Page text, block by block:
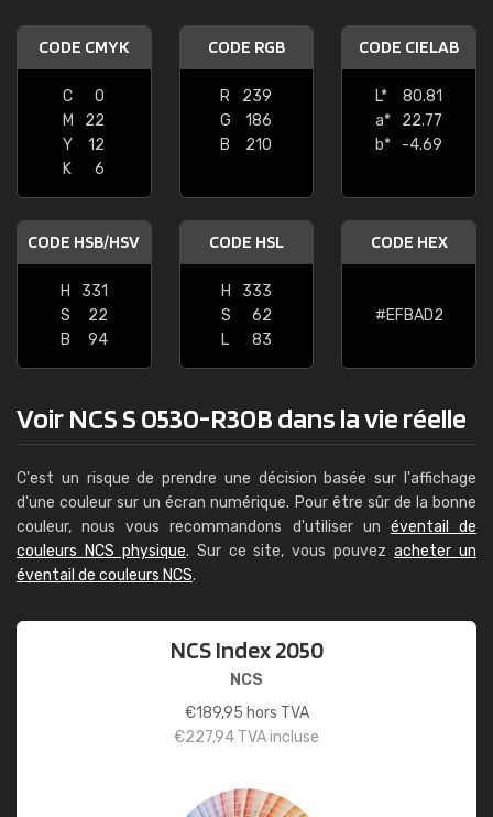
CODE CMYK
C
0
M
22
Y
12
K
6
CODE RGB
R
239
G
186
B
210
CODE CIELAB
L*
80.81
a*
22.77
b*
-4.69
CODE HSB/HSV
H
331
S
22
B
94
CODE HSL
H
333
S
62
L
83
CODE HEX
#EFBAD2
Voir NCS S 0530-R30B dans la vie réelle
C'est un risque de prendre une décision basée sur l'affichage
d'une couleur sur un écran numérique. Pour être sûr de la bonne
couleur, nous vous recommandons d'utiliser un éventail de
couleurs NCS physique. Sur ce site, vous pouvezacheter un
éventail de couleurs NCS.
NCS Index 2050
NCS
€189,95 hors TVA
€227,94 TVA incluse